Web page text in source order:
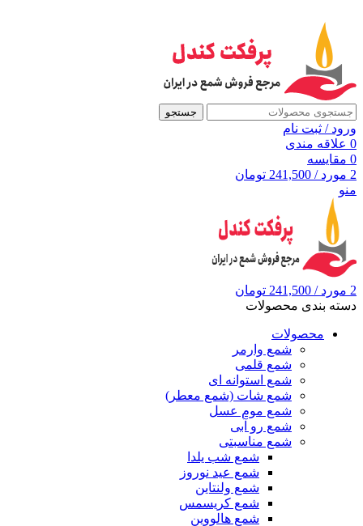
جستجو
ورود / ثبت نام
0 علاقه مندی
0 مقايسه
2 مورد /
241,500 تومان
منو
2 مورد /
241,500 تومان
دسته بندی محصولات
محصولات
شمع وارمر
شمع قلمی
شمع استوانه ای
شمع شات (شمع معطر)
شمع موم عسل
شمع رو آبی
شمع مناسبتی
شمع شب یلدا
شمع عید نوروز
شمع ولنتاین
شمع کریسمس
شمع هالووین